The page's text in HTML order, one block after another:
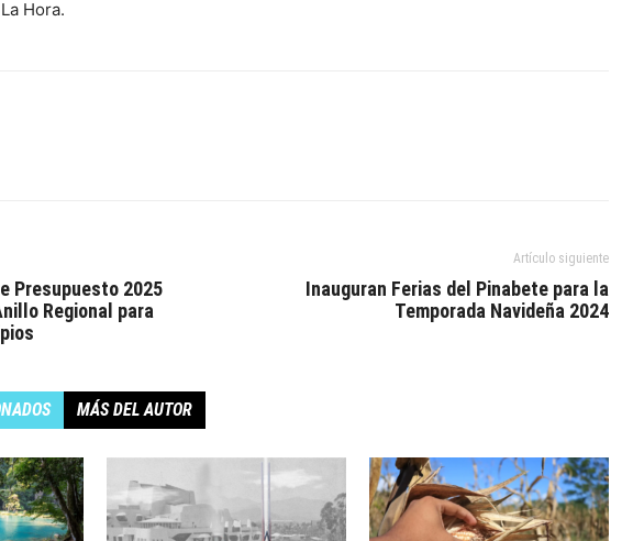
Hora.
Presupuesto 2025
Regional para
Artículo siguiente
Inauguran Ferias del Pinabete para la
Temporada Navideña 2024
MÁS DEL AUTOR